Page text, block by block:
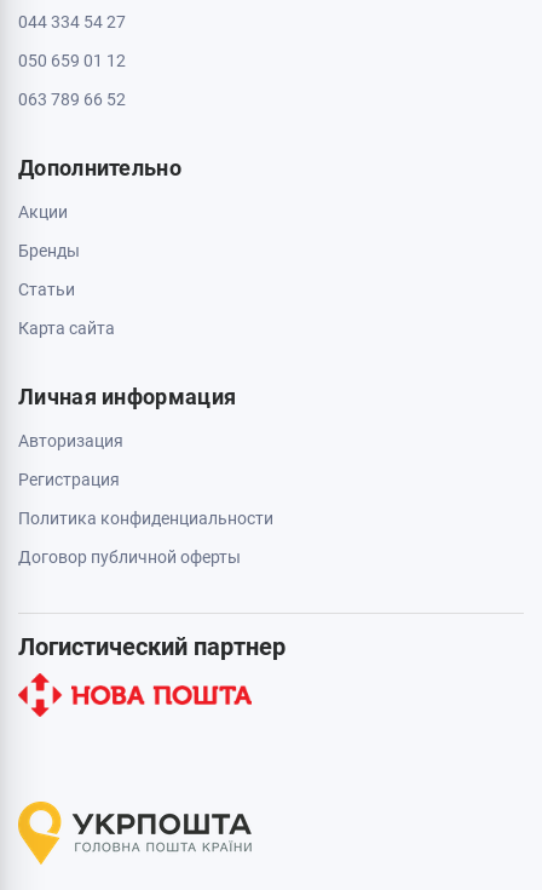
044 334 54 27
050 659 01 12
063 789 66 52
Дополнительно
Акции
Бренды
Статьи
Карта сайта
Личная информация
Авторизация
Регистрация
Политика конфиденциальности
Договор публичной оферты
Логистический партнер